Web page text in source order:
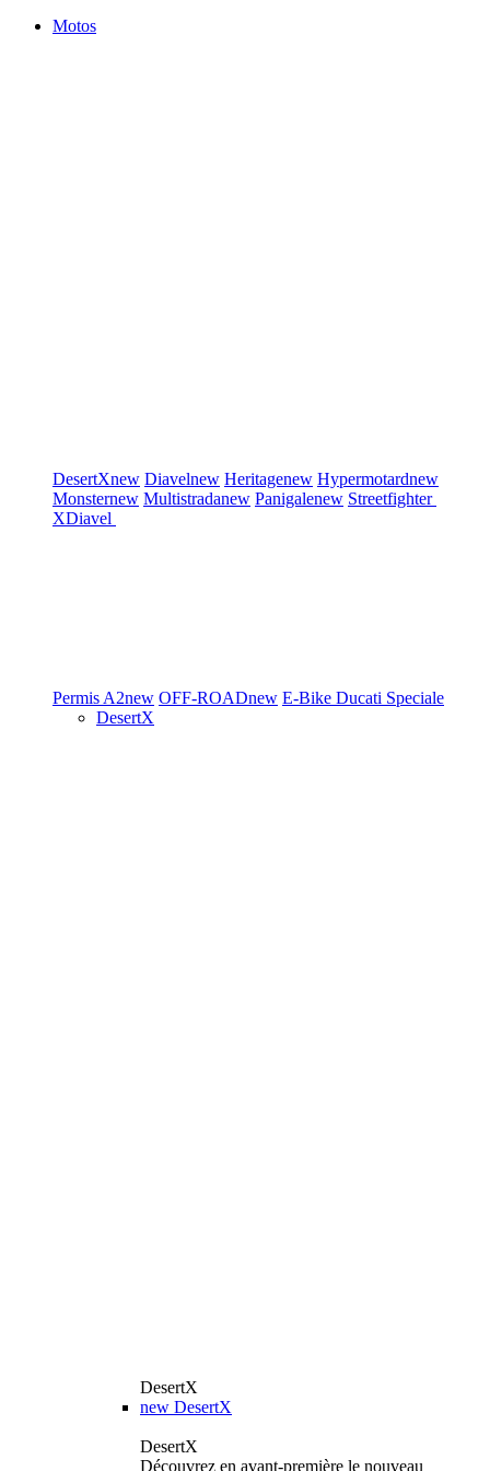
Motos
DesertXnew Diavelnew Heritagenew Hypermotardnew
Monsternew Multistradanew Panigalenew Streetfighter
XDiavel
Permis A2new OFF-ROADnew E-Bike Ducati Speciale
DesertX
DesertX
new DesertX
DesertX
Découvrez en avant-première le nouveau